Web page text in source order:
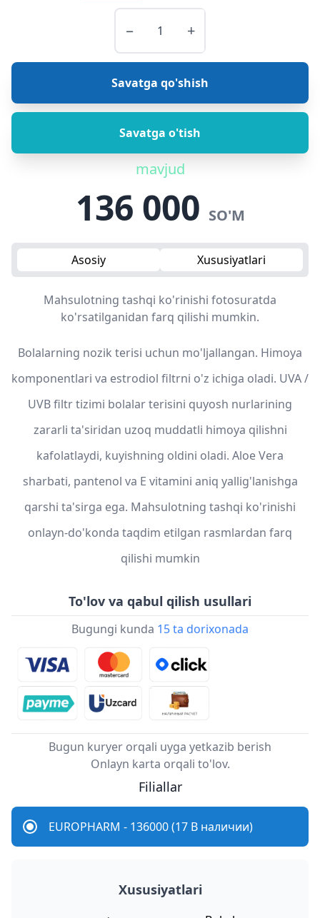
− +
Savatga qo'shish
Savatga o'tish
mavjud
136 000 SO'M
Asosiy Xususiyatlari
Mahsulotning tashqi ko'rinishi fotosuratda
ko'rsatilganidan farq qilishi mumkin.
Bolalarning nozik terisi uchun mo'ljallangan. Himoya
komponentlari va estrodiol filtrni o'z ichiga oladi. UVA /
UVB filtr tizimi bolalar terisini quyosh nurlarining
zararli ta'siridan uzoq muddatli himoya qilishni
kafolatlaydi, kuyishning oldini oladi. Aloe Vera
sharbati, pantenol va E vitamini aniq yallig'lanishga
qarshi ta'sirga ega. Mahsulotning tashqi ko'rinishi
onlayn-do'konda taqdim etilgan rasmlardan farq
qilishi mumkin
To'lov va qabul qilish usullari
Bugungi kunda 15 ta dorixonada
Bugun kuryer orqali uyga yetkazib berish
Onlayn karta orqali to'lov.
Filiallar
EUROPHARM - 136000 (17 В наличии)
Xususiyatlari